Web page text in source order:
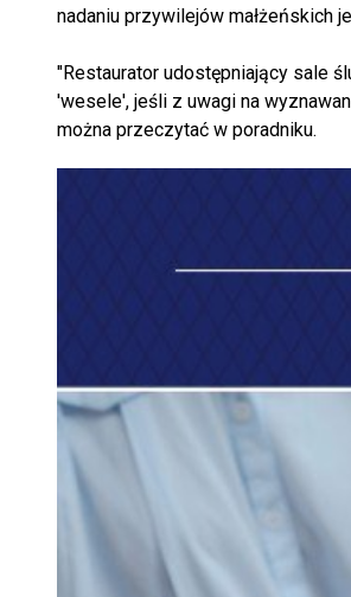
nadaniu przywilejów małżeńskich
"Restaurator udostępniający sale
'wesele', jeśli z uwagi na
można przeczytać w poradniku.